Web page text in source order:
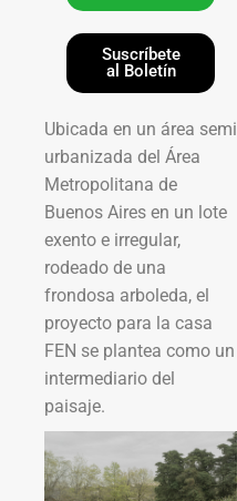
Suscríbete
al Boletín
Ubicada en un área semi
urbanizada del Área
Metropolitana de
Buenos Aires en un lote
exento e irregular,
rodeado de una
frondosa arboleda, el
proyecto para la casa
FEN se plantea como un
intermediario del
paisaje.